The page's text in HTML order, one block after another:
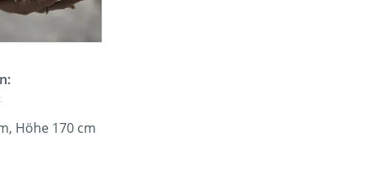
Höhe 170 cm